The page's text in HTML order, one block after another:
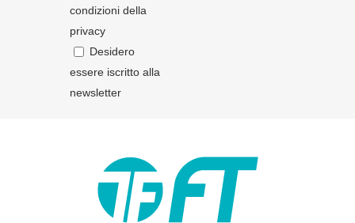
condizioni della
privacy
Desidero
essere iscritto alla
newsletter